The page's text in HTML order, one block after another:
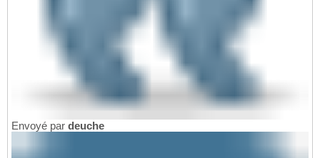
Envoyé par deuche